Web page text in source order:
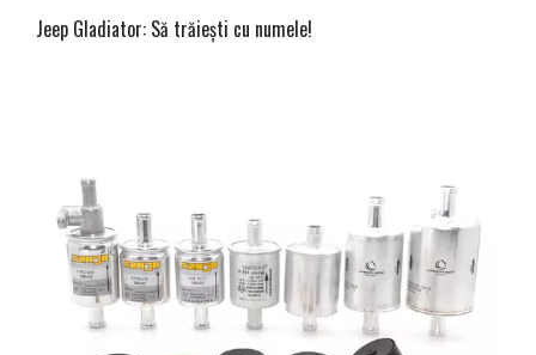
Jeep Gladiator: Să trăiești cu numele!